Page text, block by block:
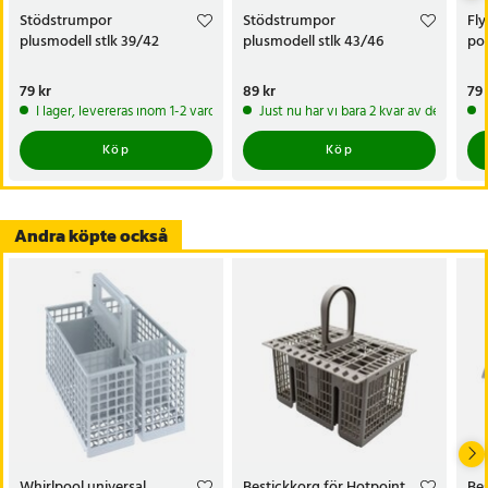
Stödstrumpor
plusmodell stlk 39/42
Pris:
79 kr
I lager, levereras inom 1-2 vardagar
Köp
Stödstrumpor
plusmodell stlk 43/46
Pris:
89 kr
Just nu har vi bara 2 kvar av denna
Köp
79
Andra köpte också